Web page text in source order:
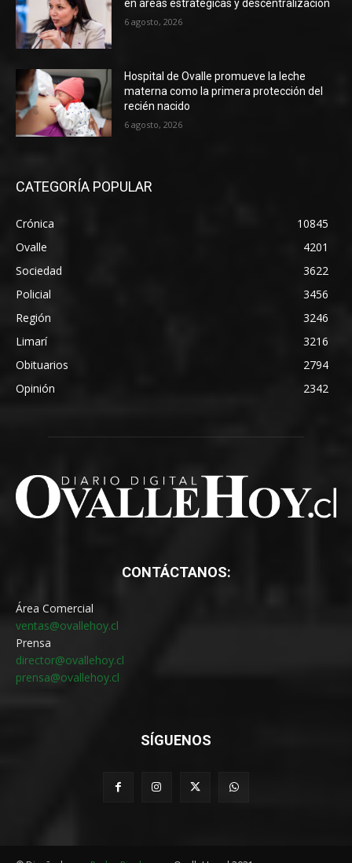
en áreas estratégicas y descentralización
6 agosto, 2026
Hospital de Ovalle promueve la leche
materna como la primera protección del
recién nacido
6 agosto, 2026
CATEGORÍA POPULAR
Crónica
10845
Ovalle
4201
Sociedad
3622
Policial
3456
Región
3246
Limarí
3216
Obituarios
2794
Opinión
2342
CONTÁCTANOS:
Área Comercial
ventas@ovallehoy.cl
Prensa
director@ovallehoy.cl
prensa@ovallehoy.cl
SÍGUENOS